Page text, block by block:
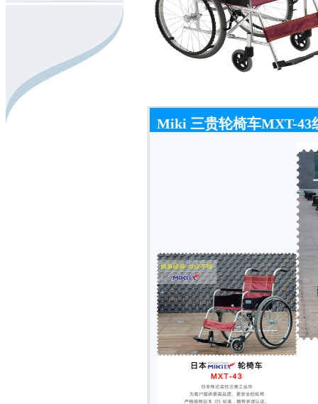
Miki 三贵轮椅车MXT-43